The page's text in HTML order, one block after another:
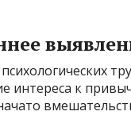
интереса к